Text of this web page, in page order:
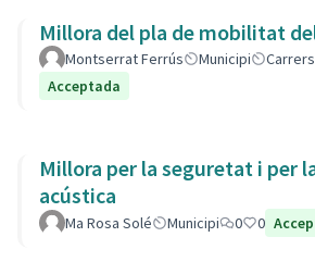
Millora del pla de mobilitat
Montserrat Ferrús Municipi
Acceptada
Millora per la seguretat i per
acústica
Ma Rosa Solé Municipi 0 0